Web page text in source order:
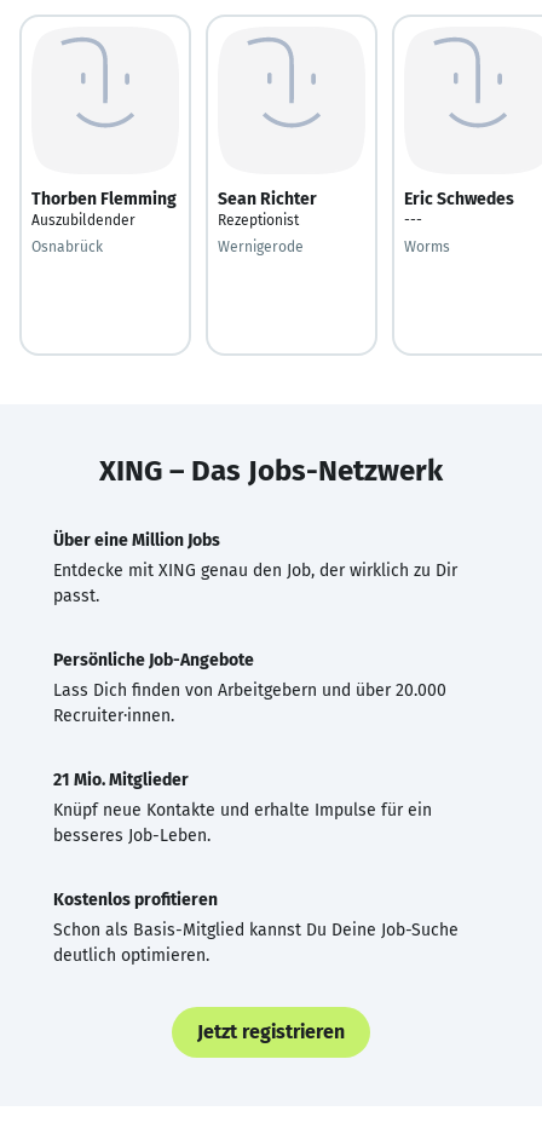
Thorben Flemming
Auszubildender
Osnabrück
Sean Richter
Rezeptionist
Wernigerode
Eric Schwedes
---
Worms
XING – Das Jobs-Netzwerk
Über eine Million Jobs
Entdecke mit XING genau den Job, der wirklich zu Dir
passt.
Persönliche Job-Angebote
Lass Dich finden von Arbeitgebern und über 20.000
Recruiter·innen.
21 Mio. Mitglieder
Knüpf neue Kontakte und erhalte Impulse für ein
besseres Job-Leben.
Kostenlos profitieren
Schon als Basis-Mitglied kannst Du Deine Job-Suche
deutlich optimieren.
Jetzt registrieren